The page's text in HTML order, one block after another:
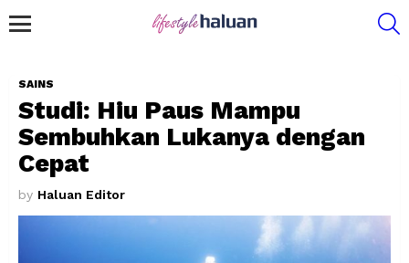
SAINS
Studi: Hiu Paus Mampu
Sembuhkan Lukanya dengan
Cepat
by Haluan Editor